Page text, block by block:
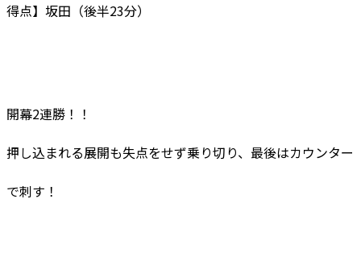
得点】坂田（後半23分）
開幕2連勝！！
押し込まれる展開も失点をせず乗り切り、最後はカウンター
で刺す！